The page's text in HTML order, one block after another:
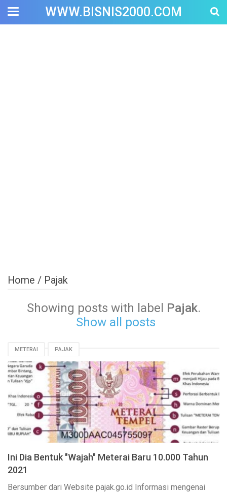
WWW.BISNIS2000.COM
Home / Pajak
Showing posts with label Pajak.
Show all posts
METERAI PAJAK
Ini Dia Bentuk "Wajah" Meterai Baru 10.000 Tahun
2021
Bersumber dari Website pajak.go.id Informasi mengenai